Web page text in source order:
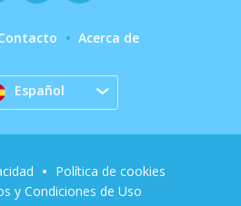
Acerca de
Español
Política de cookies
y Condiciones de Uso